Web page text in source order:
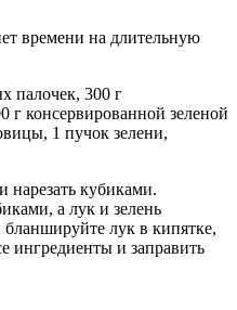
времени на длительную
палочек, 300 г
г консервированной зеленой
1 пучок зелени,
нарезать кубиками.
а лук и зелень
лук в кипятке,
ингредиенты и заправить